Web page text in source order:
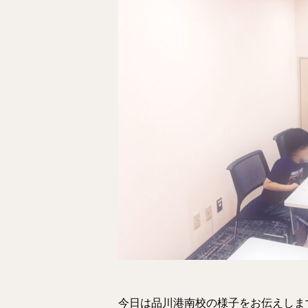
今日は品川港南校の様子をお伝えしま